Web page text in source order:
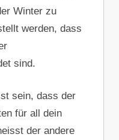
Winter zu
werden, dass
sind.
sein, dass der
für all dein
der andere